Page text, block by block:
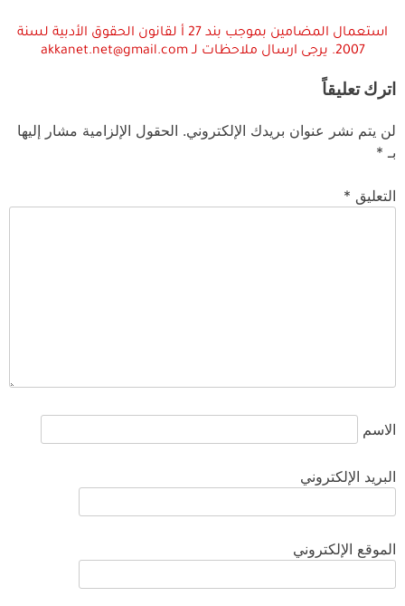
استعمال المضامين بموجب بند 27 أ لقانون الحقوق الأدبية لسنة
2007. يرجى ارسال ملاحظات لـ akkanet.net@gmail.com
اترك تعليقاً
لن يتم نشر عنوان بريدك الإلكتروني. الحقول الإلزامية مشار إليها
بـ *
التعليق *
الاسم
البريد الإلكتروني
الموقع الإلكتروني